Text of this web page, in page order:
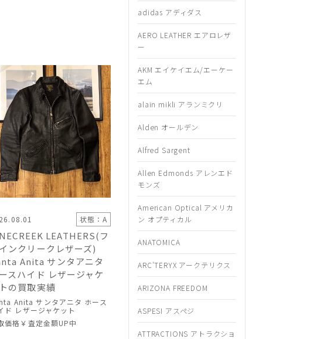
adidas アディダス
AERO LEATHER エアロレザ
ー
AKM エイケイエム/エーケー
エム
alain mikli アランミクリ
Alden オールデン
Alfred Sargent
Allen Edmonds アレンエド
モンズ
American Optical アメリカ
ン オプティカル
ANATOMICA
ARC'TERYX アークテリクス
ARIZONA FREEDOM
ASPESI アスペジ
ATTRACTIONS アトラクショ
状態：A
LEATHERS(フ
ンクリークレザーズ)
Anita サンタアニタ
スハイド レザージャケ
の買取実績
Anita サンタアニタ ホース
ド レザージャケット
価格 ￥査定金額UP中